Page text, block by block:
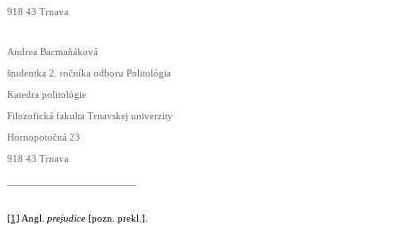
918 43 Trnava
Andrea Bacmaňáková
študentka 2. ročníka odboru Politológia
Katedra politológie
Filozofická fakulta Trnavskej univerzity
Hornopotočná 23
918 43 Trnava
[1] Angl. prejudice [pozn. prekl.].